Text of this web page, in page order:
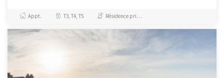
programme Highlife, à
Boulogne-Billancour...
Appt. T3, T4, T5 Résidence principale / PTZ